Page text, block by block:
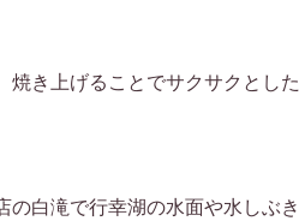
焼き上げることでサクサクとした
白滝で行幸湖の水面や水しぶき